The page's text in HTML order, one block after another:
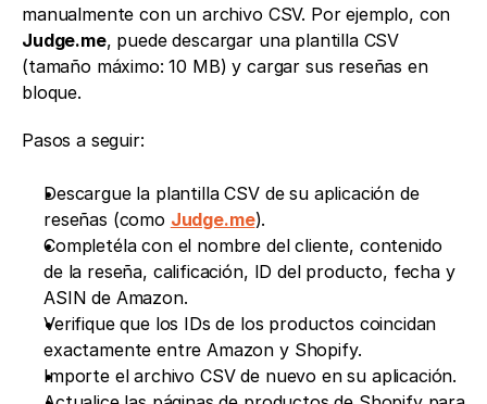
Judge.me, puede descargar una plantilla CSV
(tamaño máximo: 10 MB) y cargar sus reseñas en
bloque.
Pasos a seguir:
Descargue la plantilla CSV de su aplicación de
reseñas (como Judge.me).
Completéla con el nombre del cliente, contenido
de la reseña, calificación, ID del producto, fecha y
ASIN de Amazon.
Verifique que los IDs de los productos coincidan
exactamente entre Amazon y Shopify.
Importe el archivo CSV de nuevo en su aplicación.